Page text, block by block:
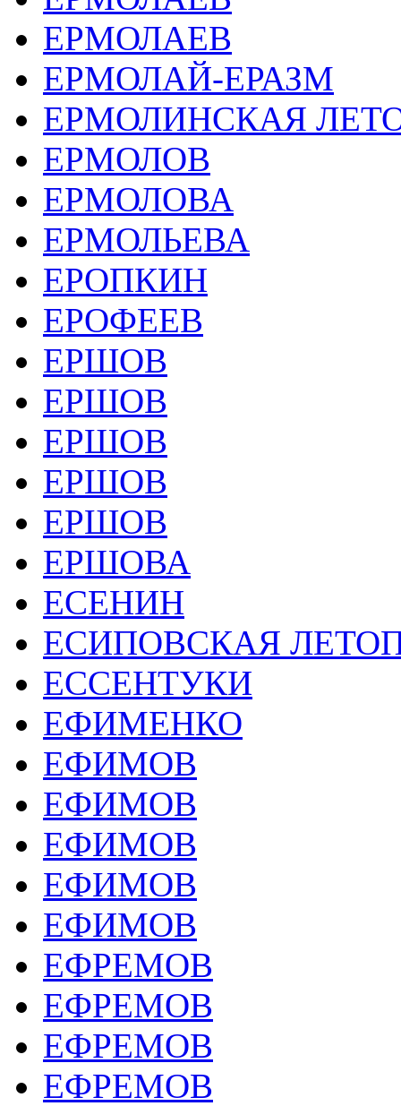
ЕРМОЛАЕВ
ЕРМОЛАЙ-ЕРАЗМ
ЕРМОЛИНСКАЯ
ЕРМОЛОВ
ЕРМОЛОВА
ЕРМОЛЬЕВА
ЕРОПКИН
ЕРОФЕЕВ
ЕРШОВ
ЕРШОВ
ЕРШОВ
ЕРШОВ
ЕРШОВ
ЕРШОВА
ЕСЕНИН
ЕСИПОВСКАЯ
ЕССЕНТУКИ
ЕФИМЕНКО
ЕФИМОВ
ЕФИМОВ
ЕФИМОВ
ЕФИМОВ
ЕФИМОВ
ЕФРЕМОВ
ЕФРЕМОВ
ЕФРЕМОВ
ЕФРЕМОВ